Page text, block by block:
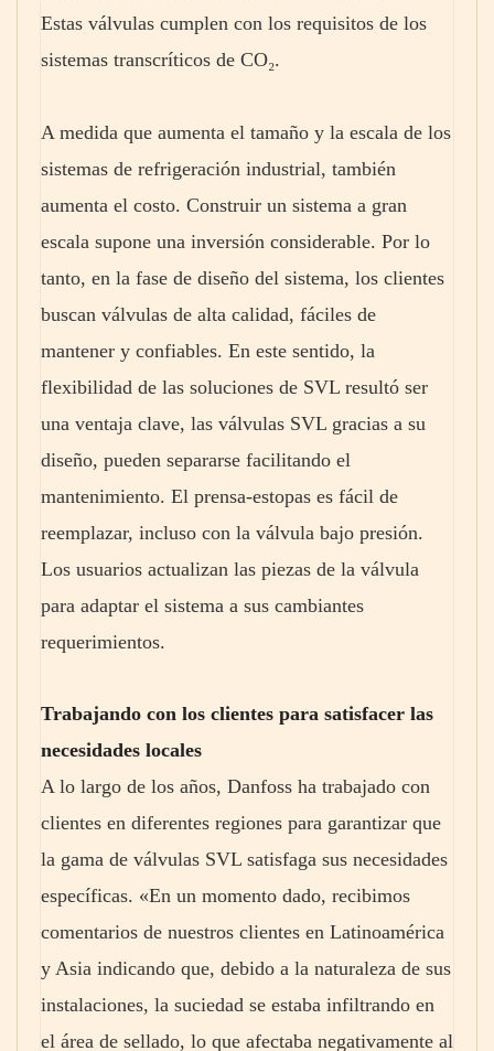
Estas válvulas cumplen con los requisitos de los
sistemas transcríticos de CO₂.
A medida que aumenta el tamaño y la escala de los
sistemas de refrigeración industrial, también
aumenta el costo. Construir un sistema a gran
escala supone una inversión considerable. Por lo
tanto, en la fase de diseño del sistema, los clientes
buscan válvulas de alta calidad, fáciles de
mantener y confiables. En este sentido, la
flexibilidad de las soluciones de SVL resultó ser
una ventaja clave, las válvulas SVL gracias a su
diseño, pueden separarse facilitando el
mantenimiento. El prensa-estopas es fácil de
reemplazar, incluso con la válvula bajo presión.
Los usuarios actualizan las piezas de la válvula
para adaptar el sistema a sus cambiantes
requerimientos.
Trabajando con los clientes para satisfacer las
necesidades locales
A lo largo de los años, Danfoss ha trabajado con
clientes en diferentes regiones para garantizar que
la gama de válvulas SVL satisfaga sus necesidades
específicas. «En un momento dado, recibimos
comentarios de nuestros clientes en Latinoamérica
y Asia indicando que, debido a la naturaleza de sus
instalaciones, la suciedad se estaba infiltrando en
el área de sellado, lo que afectaba negativamente al